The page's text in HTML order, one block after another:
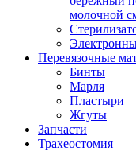
молочной
Перевязочные
Бинты
Марля
Пластыри
Жгуты
Запчасти
Трахеостомия